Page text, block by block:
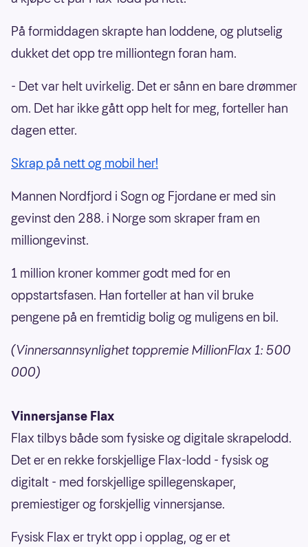
På formiddagen skrapte han loddene, og plutselig
dukket det opp tre milliontegn foran ham.
- Det var helt uvirkelig. Det er sånn en bare drømmer
om. Det har ikke gått opp helt for meg, forteller han
dagen etter.
Skrap på nett og mobil her!
Mannen Nordfjord i Sogn og Fjordane er med sin
gevinst den 288. i Norge som skraper fram en
milliongevinst.
1 million kroner kommer godt med for en
oppstartsfasen. Han forteller at han vil bruke
pengene på en fremtidig bolig og muligens en bil.
(Vinnersannsynlighet toppremie MillionFlax 1: 500
000)
Vinnersjanse Flax
Flax tilbys både som fysiske og digitale skrapelodd.
Det er en rekke forskjellige Flax-lodd - fysisk og
digitalt - med forskjellige spillegenskaper,
premiestiger og forskjellig vinnersjanse.
Fysisk Flax er trykt opp i opplag, og er et